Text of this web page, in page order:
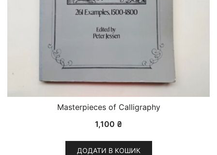
Masterpieces of Calligraphy
1,100 ₴
ДОДАТИ В КОШИК